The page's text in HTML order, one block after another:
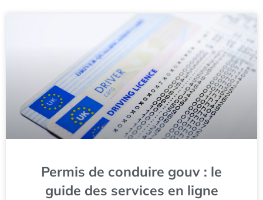
Permis de conduire gouv : le
guide des services en ligne